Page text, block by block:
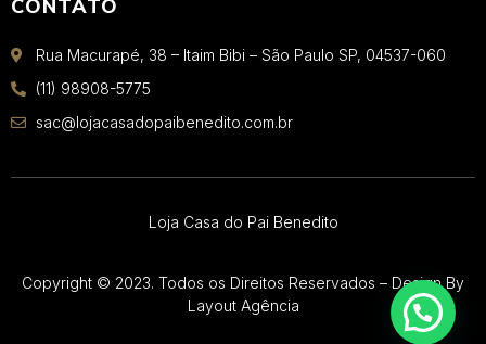
CONTATO
Rua Macurapé, 38 – Itaim Bibi – São Paulo SP, 04537-060
(11) 98908-5775
sac@lojacasadopaibenedito.com.br
Loja Casa do Pai Benedito
Copyright © 2023. Todos os Direitos Reservados – Design By
Layout Agência